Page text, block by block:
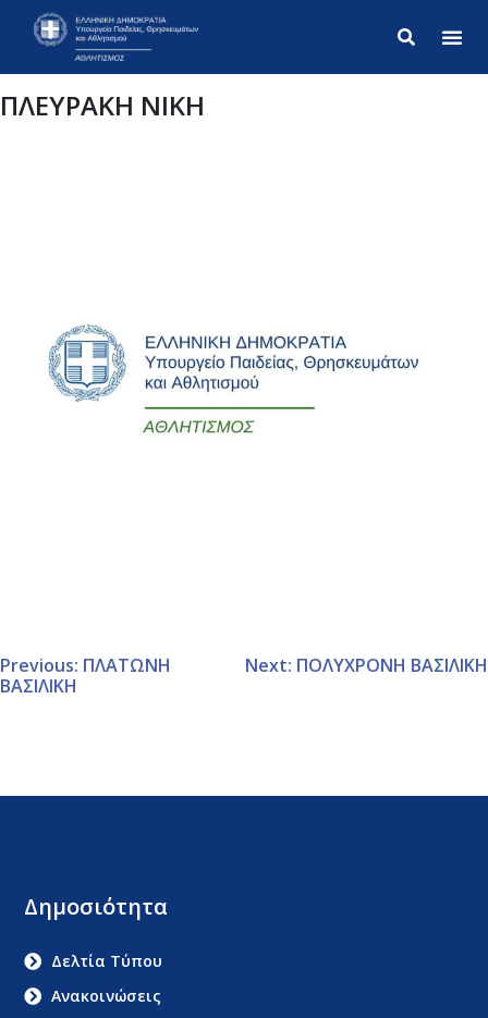
ΠΛΕΥΡΑΚΗ ΝΙΚΗ
Previous: ΠΛΑΤΩΝΗ
ΒΑΣΙΛΙΚΗ
Next: ΠΟΛΥΧΡΟΝΗ ΒΑΣΙΛΙΚΗ
Δημοσιότητα
Δελτία Τύπου
Ανακοινώσεις